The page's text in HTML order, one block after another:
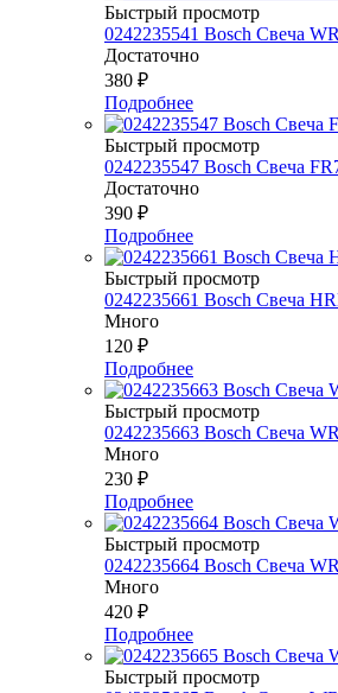
Быстрый просмотр
0242235541 Bosch Свеча
Достаточно
380 ₽
Подробнее
Быстрый просмотр
0242235547 Bosch Свеча
Достаточно
390 ₽
Подробнее
Быстрый просмотр
0242235661 Bosch Свеча
Много
120 ₽
Подробнее
Быстрый просмотр
0242235663 Bosch Свеча
Много
230 ₽
Подробнее
Быстрый просмотр
0242235664 Bosch Свеча
Много
420 ₽
Подробнее
Быстрый просмотр